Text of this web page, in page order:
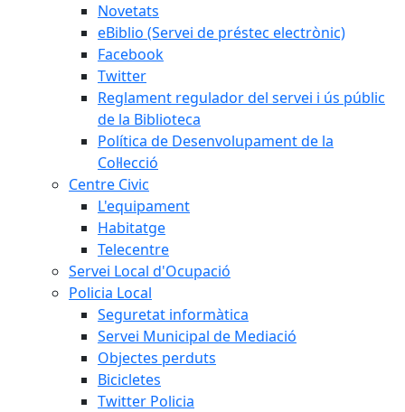
Novetats
eBiblio (Servei de préstec electrònic)
Facebook
Twitter
Reglament regulador del servei i ús públic
de la Biblioteca
Política de Desenvolupament de la
Col·lecció
Centre Civic
L'equipament
Habitatge
Telecentre
Servei Local d'Ocupació
Policia Local
Seguretat informàtica
Servei Municipal de Mediació
Objectes perduts
Bicicletes
Twitter Policia